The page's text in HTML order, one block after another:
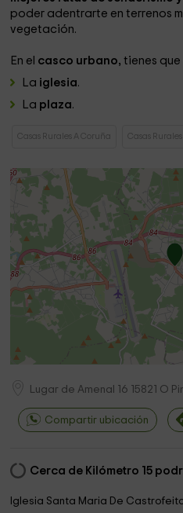
poder adentrarte en terrenos
vegetación.
En el casco urbano,tienes que
La iglesia.
La plaza.
Casas Rurales A Coruña Casas Rurales
Lugar de Amenal 16 15821 O
Compartir ubicación
Cerca de Kilómetro 15
Iglesia Santa Maria De